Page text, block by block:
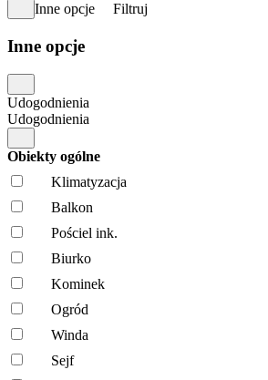
Inne opcje
Filtruj
Inne opcje
Udogodnienia
Udogodnienia
Obiekty ogólne
Klimatyzacja
Balkon
Pościel ink.
Biurko
Kominek
Ogród
Winda
Sejf